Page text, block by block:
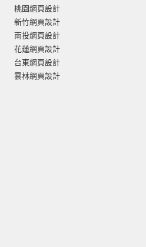
桃園網頁設計
新竹網頁設計
南投網頁設計
花蓮網頁設計
台東網頁設計
雲林網頁設計